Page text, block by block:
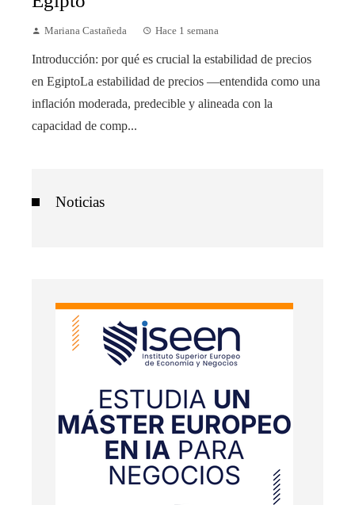
Mariana Castañeda Hace 1 semana
Introducción: por qué es crucial la estabilidad de precios
en EgiptoLa estabilidad de precios —entendida como una
inflación moderada, predecible y alineada con la
capacidad de comp...
Noticias